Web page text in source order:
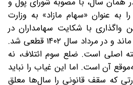
سهام را به‌ عنوان «سهام مازاد» به وزارت
واگذاری با شکایت سهامداران در
دیوان عدالت اداری معلق ماند و در مرداد سال ۱۴۰۲ قطعی شد.
اصلی است. ضلع سوم ائتلاف، نه
آن است. اما این غیاب را نباید
که سقف قانونی را سال‌ها معلق